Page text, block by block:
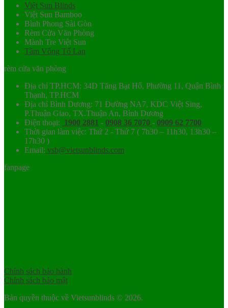
Việt Sun Blinds
Việt Sun Bamboo
Bình Phong Sài Gòn
Rèm Cửa Văn Phòng
Mành Tre Việt Sun
Tầm Vông Tố Lan
rèm cửa văn phòng
Địa chỉ TP.HCM: 34D Tăng Bạt Hổ, Phường 11, Quận Bình
Thạnh, TP.HCM
Địa chỉ Bình Dương: 71 Đường NA7, KDC Việt Sing,
P.Thuận Giao, TX.Thuận An, Bình Dương
Điện thoại: 1900 2881 - 0908 36 7070 - 0909 62 7700
Thời gian làm việc: Thứ 2 - Thứ 7 ( 7h30 – 11h30, 13h30 –
17h30 )
Email: vsb@vietsunblinds.com
fanpage
Chính sách bảo hành
Chính sách bảo mật
Bản quyền thuộc về Vietsunblinds © 2026.